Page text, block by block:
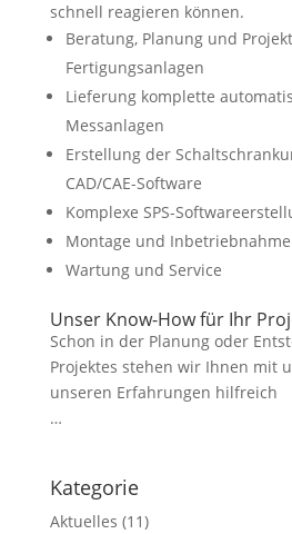
schnell reagieren können.
Beratung, Planung und
Fertigungsanlagen
Lieferung komplette
Messanlagen
Erstellung der
CAD/CAE-Software
Komplexe SPS-
Montage und Inbetriebnahme
Wartung und Service
Unser Know-How für Ihr
Schon in der Planung oder
Projektes stehen wir Ihnen mit
unseren Erfahrungen hilfreich
…
Kategorie
Aktuelles (11)